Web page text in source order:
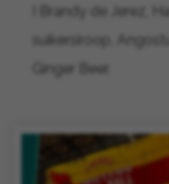
I Brandy de Jerez,
suikersiroop,
Ginger Beer.